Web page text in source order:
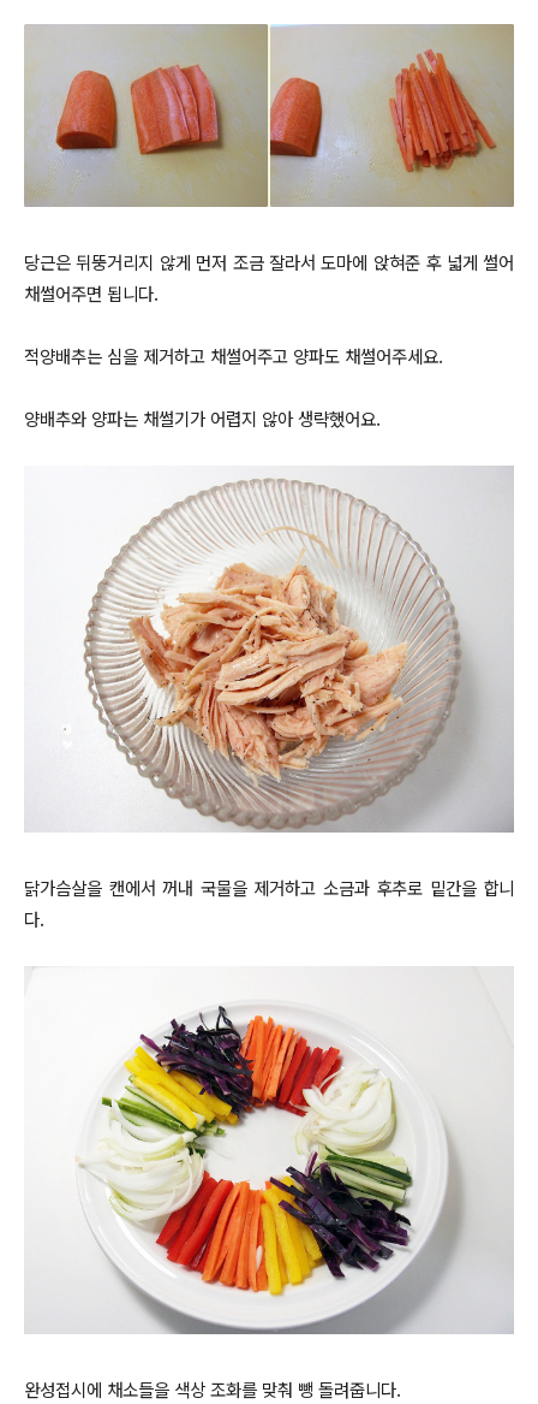
당근은 뒤뚱거리지 않게 먼저 조금 잘라서 도마에 앉혀준 후 넓게 썰어
채썰어주면 됩니다.
적양배추는 심을 제거하고 채썰어주고 양파도 채썰어주세요.
양배추와 양파는 채썰기가 어렵지 않아 생략했어요.
닭가슴살을 캔에서 꺼내 국물을 제거하고 소금과 후추로 밑간을 합니
다.
완성접시에 채소들을 색상 조화를 맞춰 뺑 돌려줍니다.